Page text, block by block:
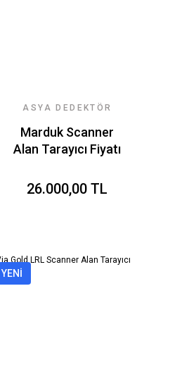
ASYA DEDEKTÖR
Marduk Scanner
Alan Tarayıcı Fiyatı
26.000,00 TL
YENİ